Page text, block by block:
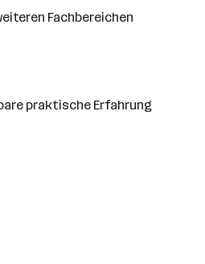
Fachbereichen
praktische Erfahrung